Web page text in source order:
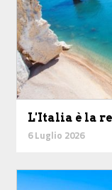
L'Italia è la
6 Luglio 2026